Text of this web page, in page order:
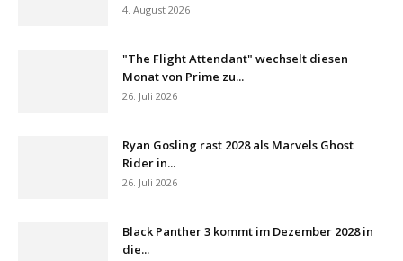
4. August 2026
"The Flight Attendant" wechselt diesen
Monat von Prime zu...
26. Juli 2026
Ryan Gosling rast 2028 als Marvels Ghost
Rider in...
26. Juli 2026
Black Panther 3 kommt im Dezember 2028 in
die...